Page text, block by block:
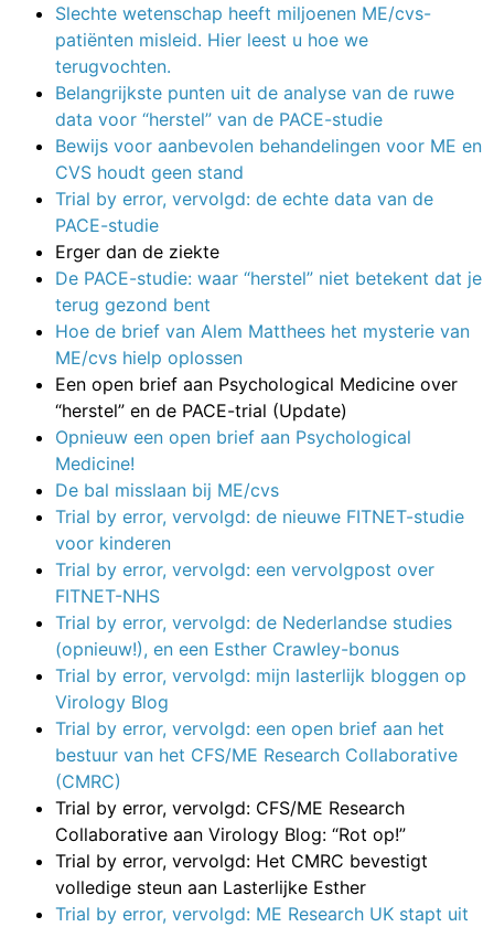
Slechte wetenschap heeft miljoenen ME/cvs-
patiënten misleid. Hier leest u hoe we
terugvochten.
Belangrijkste punten uit de analyse van de ruwe
data voor “herstel” van de PACE-studie
Bewijs voor aanbevolen behandelingen voor ME en
CVS houdt geen stand
Trial by error, vervolgd: de echte data van de
PACE-studie
Erger dan de ziekte
De PACE-studie: waar “herstel” niet betekent dat je
terug gezond bent
Hoe de brief van Alem Matthees het mysterie van
ME/cvs hielp oplossen
Een open brief aan Psychological Medicine over
“herstel” en de PACE-trial (Update)
Opnieuw een open brief aan Psychological
Medicine!
De bal misslaan bij ME/cvs
Trial by error, vervolgd: de nieuwe FITNET-studie
voor kinderen
Trial by error, vervolgd: een vervolgpost over
FITNET-NHS
Trial by error, vervolgd: de Nederlandse studies
(opnieuw!), en een Esther Crawley-bonus
Trial by error, vervolgd: mijn lasterlijk bloggen op
Virology Blog
Trial by error, vervolgd: een open brief aan het
bestuur van het CFS/ME Research Collaborative
(CMRC)
Trial by error, vervolgd: CFS/ME Research
Collaborative aan Virology Blog: “Rot op!”
Trial by error, vervolgd: Het CMRC bevestigt
volledige steun aan Lasterlijke Esther
Trial by error, vervolgd: ME Research UK stapt uit